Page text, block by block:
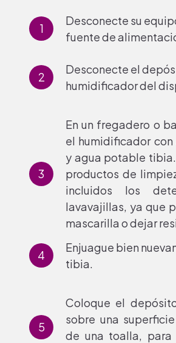
Desconecte su
fuente de
Desconecte el
humidificador del
En un fregadero o
el humidificador con
y agua potable
productos de
incluidos los
lavavajillas, ya que
mascarilla o dejar
Enjuague bien
tibia.
Coloque el
sobre una
de una toalla, para